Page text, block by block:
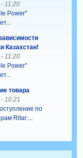
11:20
Power"
Казахстан!
11:20
Power"
товара
10:21
по
Ritar:...